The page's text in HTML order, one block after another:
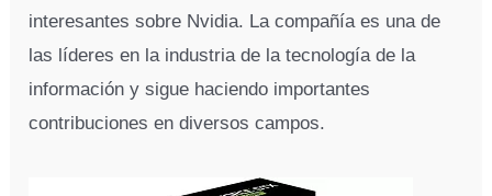
interesantes sobre Nvidia. La compañía es una de
las líderes en la industria de la tecnología de la
información y sigue haciendo importantes
contribuciones en diversos campos.